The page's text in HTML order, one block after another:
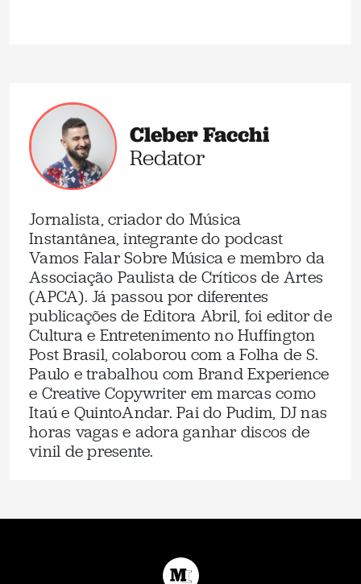
Cleber Facchi
Redator
Jornalista, criador do Música
Instantânea, integrante do podcast
Vamos Falar Sobre Música e membro da
Associação Paulista de Críticos de Artes
(APCA). Já passou por diferentes
publicações de Editora Abril, foi editor de
Cultura e Entretenimento no Huffington
Post Brasil, colaborou com a Folha de S.
Paulo e trabalhou com Brand Experience
e Creative Copywriter em marcas como
Itaú e QuintoAndar. Pai do Pudim, DJ nas
horas vagas e adora ganhar discos de
vinil de presente.